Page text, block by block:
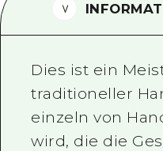
FAQs
Foto-
Dies ist ein
traditioneller
einzeln von
wird, die die